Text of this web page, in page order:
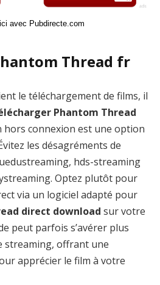
avec Pubdirecte.com
Thread fr
le téléchargement de films, il
Phantom Thread
connexion est une option
les désagréments de
hds-streaming
Optez plutôt pour
via un logiciel adapté pour
direct download sur votre
peut parfois s’avérer plus
streaming, offrant une
apprécier le film à votre